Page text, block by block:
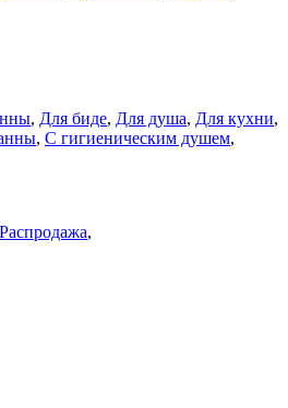
, Для биде, Для душа, Для кухни,
, C гигиеническим душем,
Распродажа,